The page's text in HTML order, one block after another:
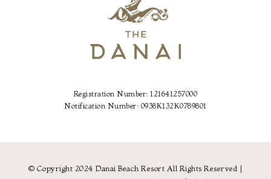
Registration Number: 121641257000
Notification Number: 0938Κ132Κ0789801
© Copyright 2024 Danai Beach Resort All Rights Reserved |